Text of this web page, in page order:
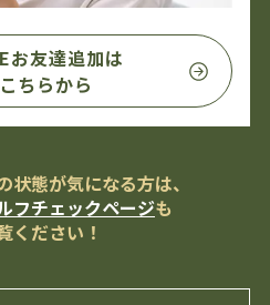
お友達追加は
こちらから
態が気になる方は、
フチェックページも
ください！